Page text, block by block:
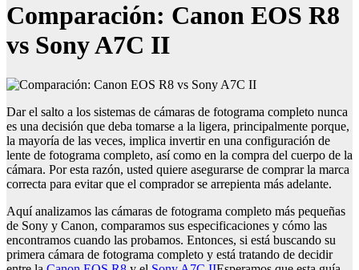
Comparación: Canon EOS R8
vs Sony A7C II
Dar el salto a los sistemas de cámaras de fotograma completo nunca
es una decisión que deba tomarse a la ligera, principalmente porque,
la mayoría de las veces, implica invertir en una configuración de
lente de fotograma completo, así como en la compra del cuerpo de la
cámara. Por esta razón, usted quiere asegurarse de comprar la marca
correcta para evitar que el comprador se arrepienta más adelante.
Aquí analizamos las cámaras de fotograma completo más pequeñas
de Sony y Canon, comparamos sus especificaciones y cómo las
encontramos cuando las probamos. Entonces, si está buscando su
primera cámara de fotograma completo y está tratando de decidir